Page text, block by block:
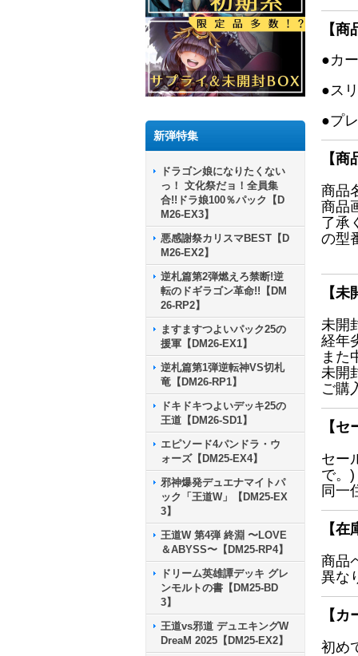
新弾特集
ドラゴン娘になりたくない
っ！ 文化祭だョ！全員集
合!!ドラ娘100％パック【D
M26-EX3】
悪感謝祭カリスマBEST【D
M26-EX2】
逆札篇第2弾燃えろ禁断!逆
転のドギラゴン革命!!【DM
26-RP2】
ますますつよいパック25の
援軍【DM26-EX1】
逆札篇第1弾逆転神VS切札
竜【DM26-RP1】
ドキドキつよいデッキ25の
王道【DM26-SD1】
エピソード4パンドラ・ウ
ォーズ【DM25-EX4】
邪神爆発デュエナマイトパ
ック「王道W」【DM25-EX
3】
王道W 第4弾 終淵 〜LOVE
＆ABYSS〜【DM25-RP4】
ドリーム英雄譚デッキ グレ
ンモルトの書【DM25-BD
3】
王道vs邪道 デュエキングW
DreaM 2025【DM25-EX2】
【
●カ
●ス
●プ
【
商品
商品
了承
の型
【
未開
経年
また
未開
ご購
【
セー
で。)
同一
【
商品
異な
【
初め